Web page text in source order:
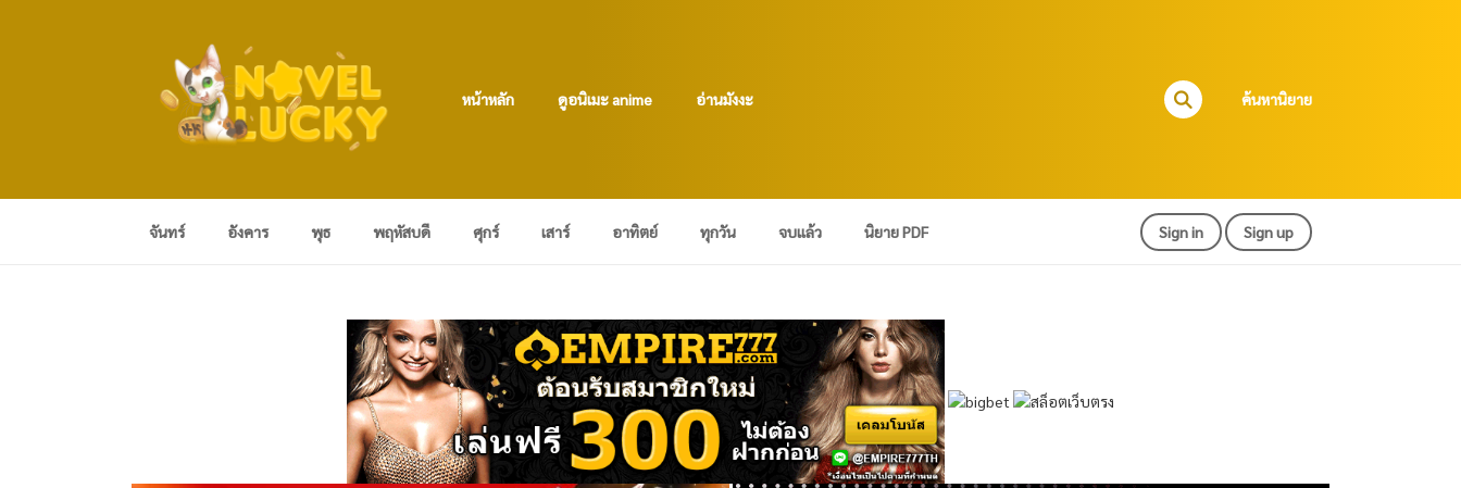
หน้าหลัก ดูอนิเมะ anime อ่านมังงะ ค้นหานิยาย
จันทร์ อังคาร พุธ พฤหัสบดี ศุกร์ เสาร์ อาทิตย์ ทุกวัน จบแล้ว นิยาย PDF Sign in Sign up